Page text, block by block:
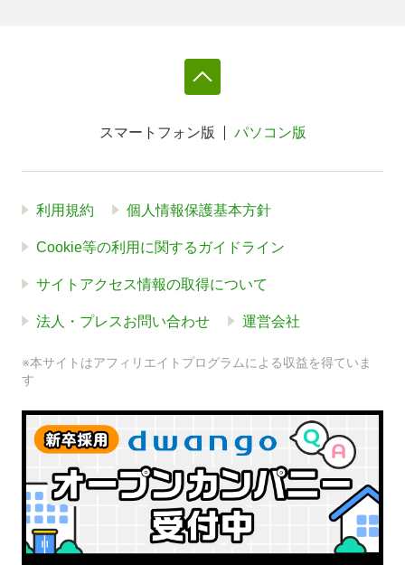
スマートフォン版 パソコン版
利用規約 個人情報保護基本方針
Cookie等の利用に関するガイドライン
サイトアクセス情報の取得について
法人・プレスお問い合わせ 運営会社
※本サイトはアフィリエイトプログラムによる収益を得ていま
す